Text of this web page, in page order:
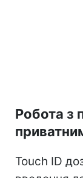
Робота з
Touch ID